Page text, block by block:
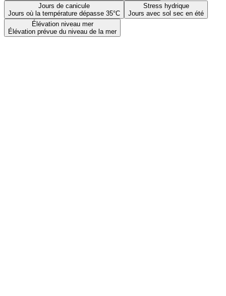
Jours de canicule
Jours où la température dépasse 35°C
Stress hydrique
Jours avec sol sec en été
Élévation niveau mer
Élévation prévue du niveau de la mer